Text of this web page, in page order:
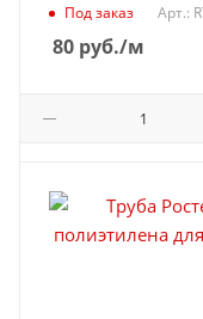
Под заказ Арт.:
80 руб./м